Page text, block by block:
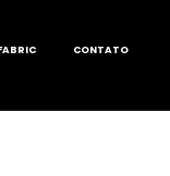
CONTATO